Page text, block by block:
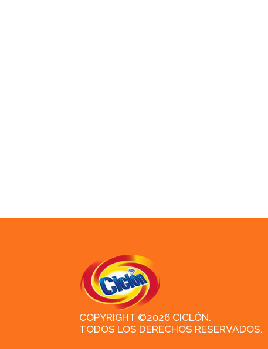
COPYRIGHT ©2026 CICLÓN.
TODOS LOS DERECHOS RESERVADOS.